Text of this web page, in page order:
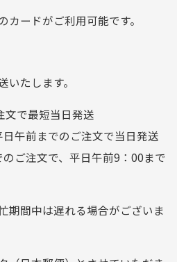
（読みヨンナナハチ）
一条
カードがご利用可能です。
たします。
文で最短当日発送
午前までのご注文で当日発送
ご注文で、平日午前9：00まで
期間中は遅れる場合がございま